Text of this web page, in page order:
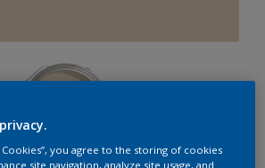
Cookies”, you agree to the storing of cookies
site navigation, analyze site usage, and